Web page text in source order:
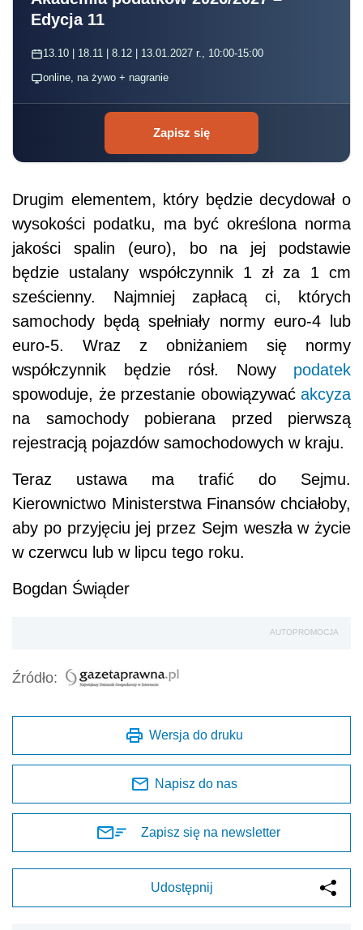
Edycja 11
13.10 | 18.11 | 8.12 | 13.01.2027 r., 10:00-15:00
online, na żywo + nagranie
Zapisz się
Drugim elementem, który będzie decydował o
wysokości podatku, ma być określona norma
jakości spalin (euro), bo na jej podstawie
będzie ustalany współczynnik 1 zł za 1 cm
sześcienny. Najmniej zapłacą ci, których
samochody będą spełniały normy euro-4 lub
euro-5. Wraz z obniżaniem się normy
współczynnik będzie rósł. Nowy podatek
spowoduje, że przestanie obowiązywać akcyza
na samochody pobierana przed pierwszą
rejestracją pojazdów samochodowych w kraju.
Teraz ustawa ma trafić do Sejmu.
Kierownictwo Ministerstwa Finansów chciałoby,
aby po przyjęciu jej przez Sejm weszła w życie
w czerwcu lub w lipcu tego roku.
Bogdan Świąder
AUTOPROMOCJA
Źródło:
Wersja do druku
Napisz do nas
Zapisz się na newsletter
Udostępnij